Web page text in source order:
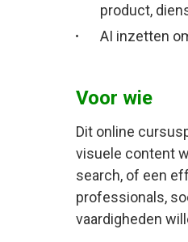
product,
AI inzetten
Voor wie
Dit online
visuele content
search, of een
professionals,
vaardigheden